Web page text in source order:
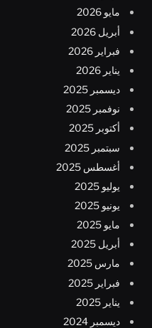
مايو 2026
أبريل 2026
فبراير 2026
يناير 2026
ديسمبر 2025
نوفمبر 2025
أكتوبر 2025
سبتمبر 2025
أغسطس 2025
يوليو 2025
يونيو 2025
مايو 2025
أبريل 2025
مارس 2025
فبراير 2025
يناير 2025
ديسمبر 2024